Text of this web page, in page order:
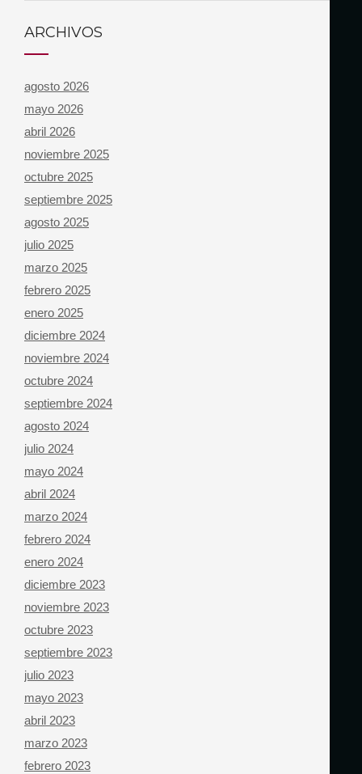
ARCHIVOS
agosto 2026
mayo 2026
abril 2026
noviembre 2025
octubre 2025
septiembre 2025
agosto 2025
julio 2025
marzo 2025
febrero 2025
enero 2025
diciembre 2024
noviembre 2024
octubre 2024
septiembre 2024
agosto 2024
julio 2024
mayo 2024
abril 2024
marzo 2024
febrero 2024
enero 2024
diciembre 2023
noviembre 2023
octubre 2023
septiembre 2023
julio 2023
mayo 2023
abril 2023
marzo 2023
febrero 2023